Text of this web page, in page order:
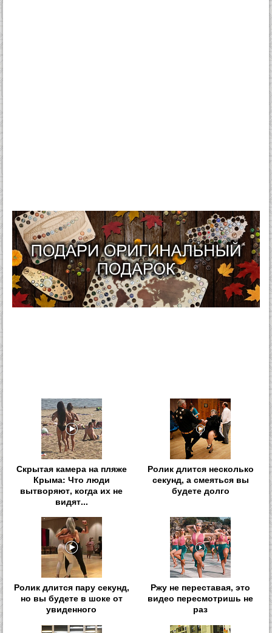
Скрытая камера на пляже
Крыма: Что люди
вытворяют, когда их не
видят...
Ролик длится несколько
секунд, а смеяться вы
будете долго
Ролик длится пару секунд,
но вы будете в шоке от
увиденного
Ржу не переставая, это
видео пересмотришь не
раз